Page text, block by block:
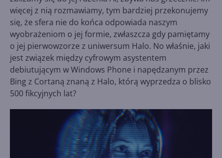
więcej z nią rozmawiamy, tym bardziej przekonujemy
się, że sfera nie do końca odpowiada naszym
wyobrażeniom o jej formie, zwłaszcza gdy pamiętamy
o jej pierwowzorze z uniwersum Halo. No właśnie, jaki
jest związek między cyfrowym asystentem
debiutującym w Windows Phone i napędzanym przez
Bing z Cortaną znaną z Halo, którą wyprzedza o blisko
500 fikcyjnych lat?